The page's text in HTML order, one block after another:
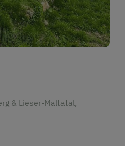
& Lieser-Maltatal,